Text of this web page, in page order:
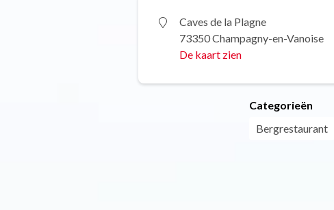
Caves de la Plagne
73350 Champagny-en-Vanoise
De kaart zien
Categorieën
Bergrestaurant